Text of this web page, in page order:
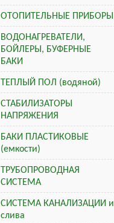
ОТОПИТЕЛЬНЫЕ ПРИБОРЫ
ВОДОНАГРЕВАТЕЛИ,
БОЙЛЕРЫ, БУФЕРНЫЕ
БАКИ
ТЕПЛЫЙ ПОЛ (водяной)
СТАБИЛИЗАТОРЫ
НАПРЯЖЕНИЯ
БАКИ ПЛАСТИКОВЫЕ
(емкости)
ТРУБОПРОВОДНАЯ
СИСТЕМА
СИСТЕМА КАНАЛИЗАЦИИ и
слива